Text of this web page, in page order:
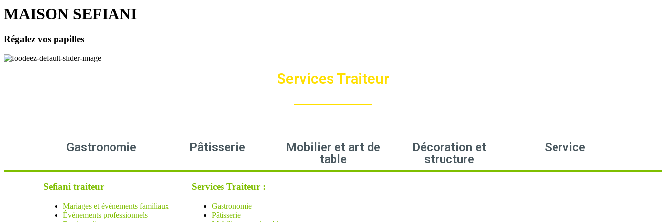
MAISON SEFIANI
Régalez vos papilles
Services Traiteur
Gastronomie Pâtisserie
Mobilier et art de
table
Décoration et
structure
Service
Sefiani traiteur
Mariages et événements familiaux
Événements professionnels
Services Traiteur :
Gastronomie
Pâtisserie